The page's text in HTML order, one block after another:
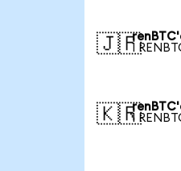
🇯🇵
1
🇰🇷
1